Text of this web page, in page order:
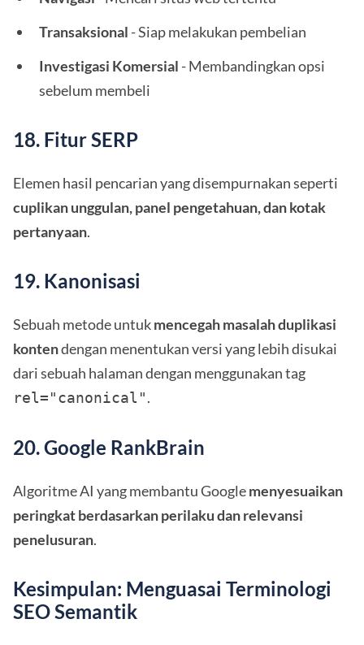
Transaksional - Siap melakukan pembelian
Investigasi Komersial - Membandingkan opsi
sebelum membeli
18. Fitur SERP
Elemen hasil pencarian yang disempurnakan seperti
cuplikan unggulan, panel pengetahuan, dan kotak
pertanyaan.
19. Kanonisasi
Sebuah metode untukmencegah masalah duplikasi
kontendengan menentukan versi yang lebih disukai
dari sebuah halaman dengan menggunakan tag
rel="canonical".
20. Google RankBrain
Algoritme AI yang membantu Googlemenyesuaikan
peringkat berdasarkan perilaku dan relevansi
penelusuran.
Kesimpulan: Menguasai Terminologi
SEO Semantik